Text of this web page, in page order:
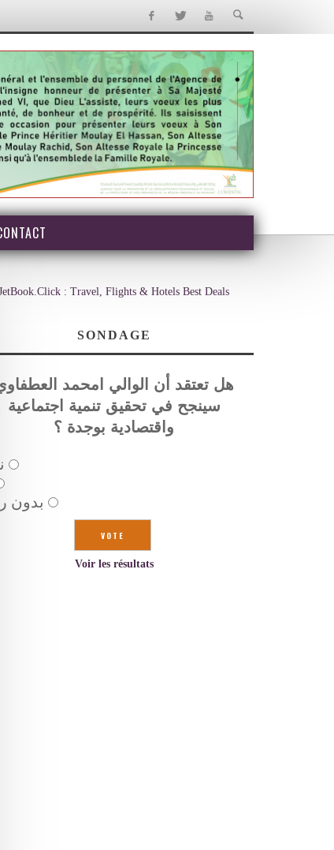
: Travel, Flights & Hotels Best Deals
SONDAGE
هل تعتقد أن الوالي امحمد
سينجح في تحقيق تنمية اجتماعية
واقتصادية بوجدة ؟
بدون
Voir les résultats